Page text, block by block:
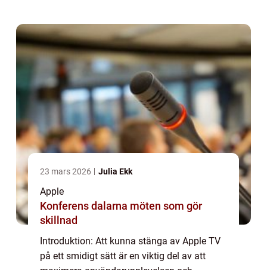
A...
23 mars 2026 Julia Ekk
Apple
Konferens dalarna möten som gör
skillnad
Introduktion: Att kunna stänga av Apple TV
på ett smidigt sätt är en viktig del av att